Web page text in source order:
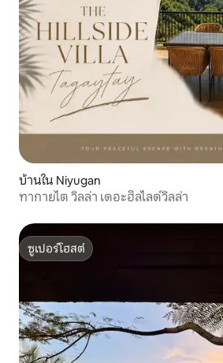
บ้านใน Niyugan
ทากายไต วิลล่า เดอะฮิลไลด์วิลล่า
ซูเปอร์โฮสต์
ซูเปอร์โฮสต์